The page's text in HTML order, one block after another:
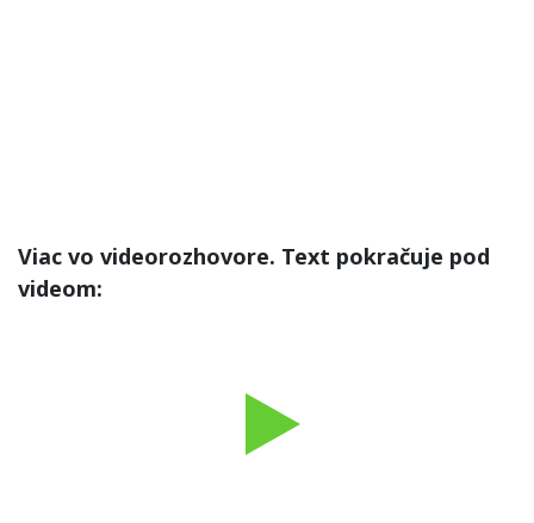
Viac vo videorozhovore. Text pokračuje pod
videom: